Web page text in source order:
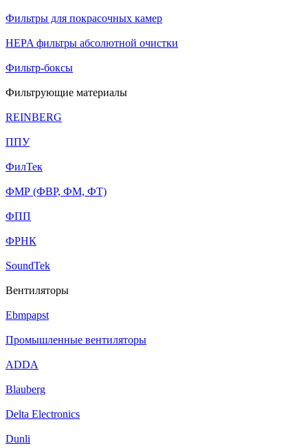
Фильтры для покрасочных камер
HEPA фильтры абсолютной очистки
Фильтр-боксы
Фильтрующие материалы
REINBERG
ППУ
ФилТек
ФМР (ФВР, ФМ, ФТ)
ФПП
ФРНК
SoundTek
Вентиляторы
Ebmpapst
Промышленные вентиляторы
ADDA
Blauberg
Delta Electronics
Dunli